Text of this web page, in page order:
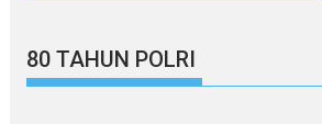
80 TAHUN POLRI